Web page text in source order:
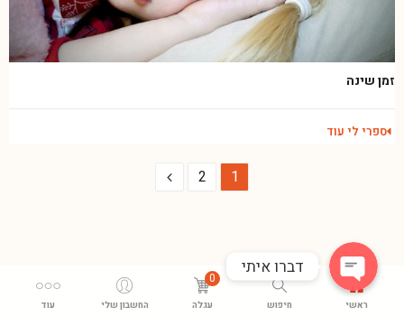
זמן שינה
ספרי לי עוד
1
2
ראשי חיפוש
0
עגלה החשבון שלי עוד
Phone
דברו איתי